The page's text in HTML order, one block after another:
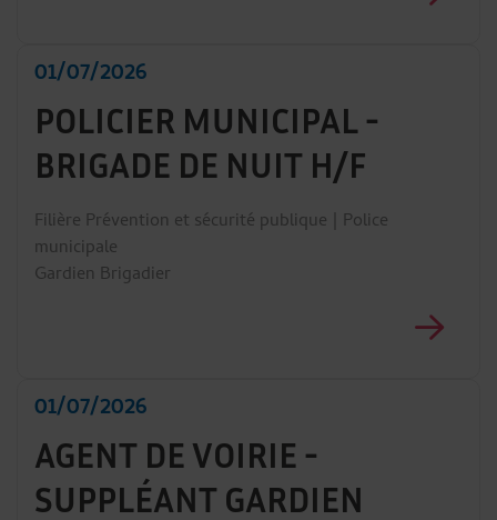
01/07/2026
POLICIER MUNICIPAL -
BRIGADE DE NUIT H/F
Filière Prévention et sécurité publique | Police
municipale
Gardien Brigadier
01/07/2026
AGENT DE VOIRIE -
SUPPLÉANT GARDIEN